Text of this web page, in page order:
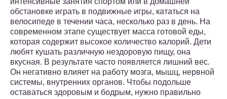
обстановке играть в подвижные игры, кататься на
велосипеде в течении часа, несколько раз в день. На
современном этапе существует масса готовой еды,
которая содержит высокое количество калорий. Дети
любят кушать различную нездоровую пищу, она
вкусная. В результате часто появляется лишний вес.
Он негативно влияет на работу мозга, мышц, нервной
системы, внутренних органов. Чтобы подольше
оставаться здоровым и бодрым, нужно правильно